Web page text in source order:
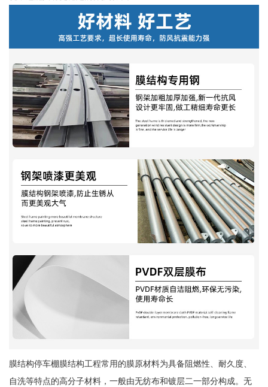
膜结构停车棚膜结构工程常用的膜原材料为具备阻燃性、耐久度、
自洗等特点的高分子材料，一般由无纺布和镀层二一部分构成。无